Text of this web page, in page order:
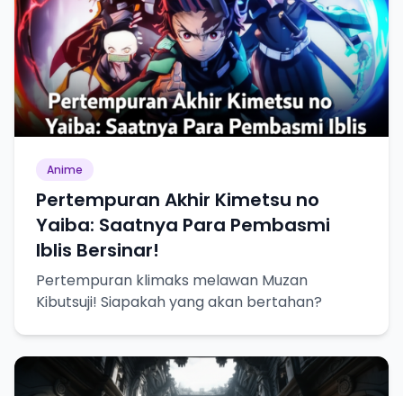
Anime
Pertempuran Akhir Kimetsu no
Yaiba: Saatnya Para Pembasmi
Iblis Bersinar!
Pertempuran klimaks melawan Muzan
Kibutsuji! Siapakah yang akan bertahan?